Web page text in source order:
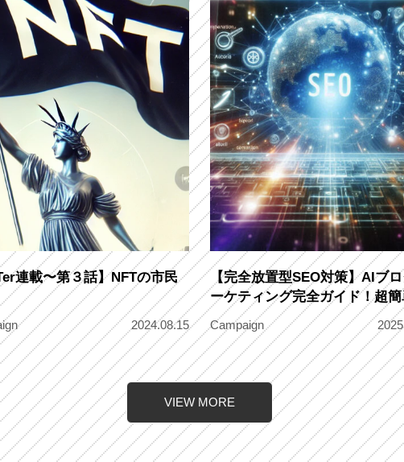
連載〜第３話】NFTの市民
2024.08.15
【完全放置型SEO対策】AIブ
ーケティング完全ガイド！超簡
最強の集客マシーン
Campaign
VIEW MORE